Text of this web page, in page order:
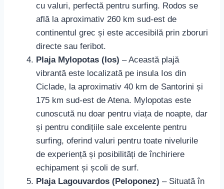
cu valuri, perfectă pentru surfing. Rodos se
află la aproximativ 260 km sud-est de
continentul grec și este accesibilă prin zboruri
directe sau feribot.
Plaja Mylopotas (Ios) – Această plajă
vibrantă este localizată pe insula Ios din
Ciclade, la aproximativ 40 km de Santorini și
175 km sud-est de Atena. Mylopotas este
cunoscută nu doar pentru viața de noapte, dar
și pentru condițiile sale excelente pentru
surfing, oferind valuri pentru toate nivelurile
de experiență și posibilități de închiriere
echipament și școli de surf.
Plaja Lagouvardos (Peloponez) – Situată în